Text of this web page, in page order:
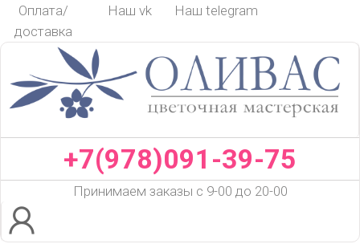
Skip
content
Оплата/
доставка
Наш vk Наш telegram
+7(978)091-39-75
Принимаем заказы с 9-00 до 20-00